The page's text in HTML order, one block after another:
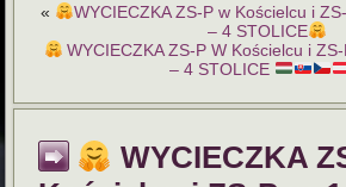
«
WYCIECZKA ZS-P w Kościelcu i
– 4 STOLICE
WYCIECZKA ZS-P W Kościelcu i
– 4 STOLICE
WYCIECZKA